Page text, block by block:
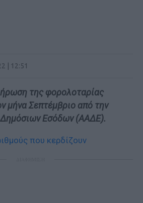
| 12:51
της φορολοταρίας
μήνα Σεπτέμβριο από την
Εσόδων (ΑΑΔΕ).
που κερδίζουν